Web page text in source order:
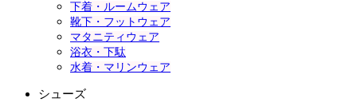
下着・ルームウェア
靴下・フットウェア
マタニティウェア
浴衣・下駄
水着・マリンウェア
シューズ